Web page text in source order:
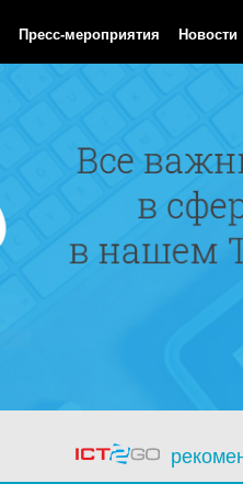
Пресс-мероприятия Новости